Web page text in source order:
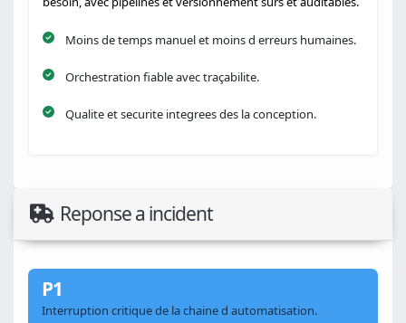
Moins de temps manuel et moins d erreurs humaines.
Orchestration fiable avec traçabilite.
Qualite et securite integrees des la conception.
Reponse a incident
P1
Interruption critique de la chaine d automatisation.